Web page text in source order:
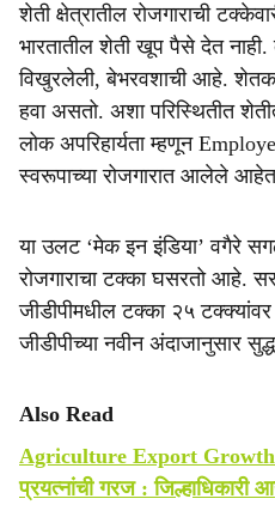
शेती क्षेत्रातील रोजगाराची
भारतातील शेती खूप पैसे देत
विखुरलेली, बेभरवशाची आहे.
हवा असतो. अशा परिस्थितीत
लोक अपरिहार्यता म्हणून
स्वरूपाच्या रोजगारात आलेले
या उलट ‘मेक इन इंडिया’ वगैरे
रोजगाराचा टक्का घसरतो आहे.
जीडीपीमधील टक्का २५
जीडीपीच्या नवीन अंदाजानुसार
Also Read
Agriculture Export Growth:
प्रयत्नांची गरज : जिल्हाधिकारी